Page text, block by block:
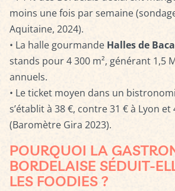
moins une fois par semaine
Aquitaine, 2024).
• La halle gourmande Halles de
stands pour 4 300 m², générant 1,5
annuels.
• Le ticket moyen dans un
s’établit à 38 €, contre 31 € à Lyon et
(Baromètre Gira 2023).
POURQUOI LA
BORDELAISE SÉDUIT-
LES FOODIES ?